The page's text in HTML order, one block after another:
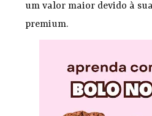
um valor maior devido à
premium.